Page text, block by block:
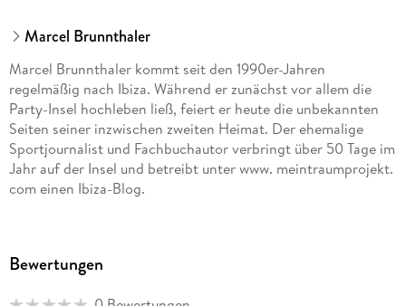
Marcel Brunnthaler
Marcel Brunnthaler kommt seit den 1990er-Jahren
regelmäßig nach Ibiza. Während er zunächst vor allem die
Party-Insel hochleben ließ, feiert er heute die unbekannten
Seiten seiner inzwischen zweiten Heimat. Der ehemalige
Sportjournalist und Fachbuchautor verbringt über 50 Tage im
Jahr auf der Insel und betreibt unter www. meintraumprojekt.
com einen Ibiza-Blog.
Bewertungen